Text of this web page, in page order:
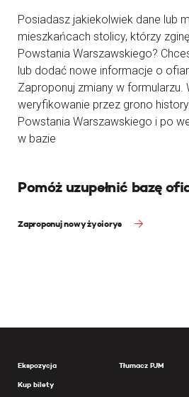
Posiadasz jakiekolwiek dane lub
mieszkańcach stolicy, którzy
Powstania Warszawskiego?
lub dodać nowe informacje o
Zaproponuj zmiany w formularzu.
weryfikowanie przez grono
Powstania Warszawskiego i po
w bazie
Pomóż uzupełnić bazę
Zaproponuj nowy życiorys
Ekspozycja
Kup bilety
Tłumacz PJM